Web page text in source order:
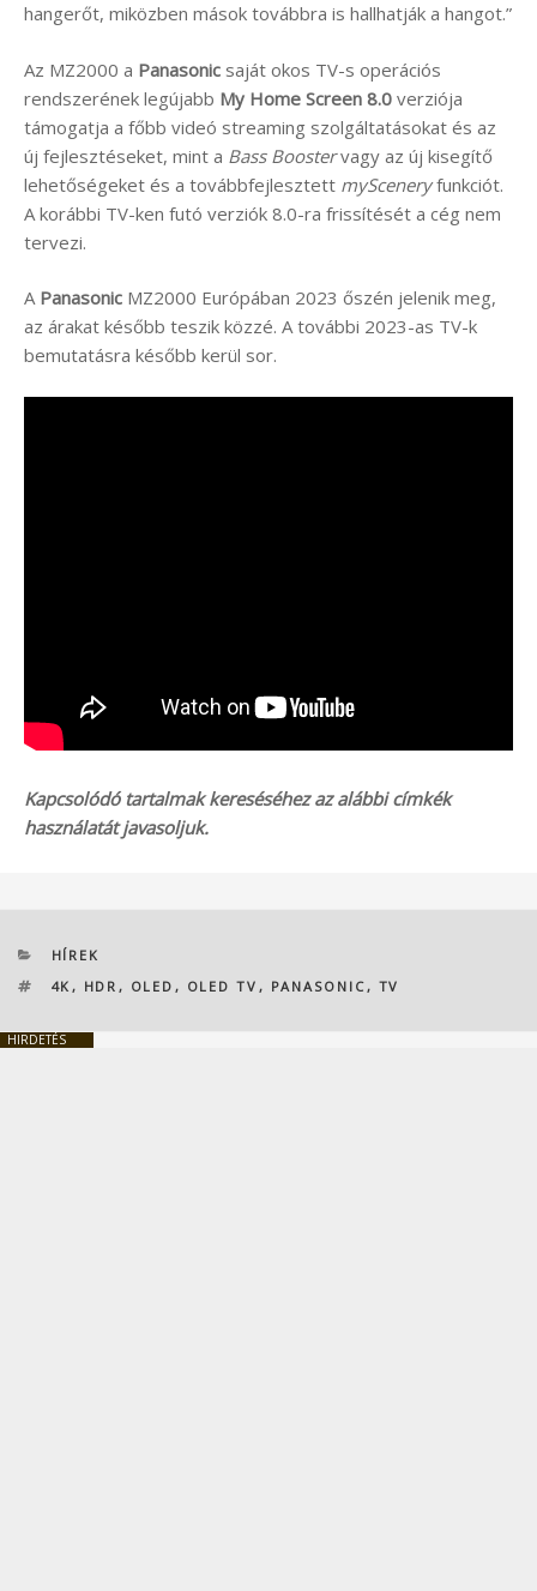
hangerőt, miközben mások továbbra is hallhatják a hangot.”
Az MZ2000 a Panasonic saját okos TV-s operációs
rendszerének legújabb My Home Screen 8.0 verziója
támogatja a főbb videó streaming szolgáltatásokat és az
új fejlesztéseket, mint a Bass Boostervagy az új kisegítő
lehetőségeket és a továbbfejlesztett mySceneryfunkciót.
A korábbi TV-ken futó verziók 8.0-ra frissítését a cég nem
tervezi.
A Panasonic MZ2000 Európában 2023 őszén jelenik meg,
az árakat később teszik közzé. A további 2023-as TV-k
bemutatásra később kerül sor.
Kapcsolódó tartalmak kereséséhez az alábbi címkék
használatát javasoljuk.
KATEGÓRIÁK
HÍREK
CÍMKÉK
4K , HDR , OLED , OLED TV , PANASONIC , TV
HIRDETÉS